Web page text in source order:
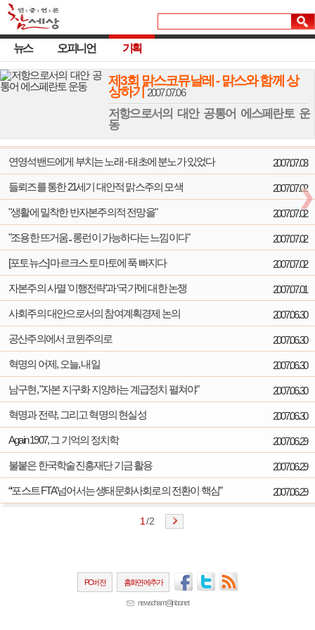
뉴스 오피니언 기획
제3회 맑스코뮤날레 - 맑스와 함께 상
상하기2007.07.06
저항으로서의 대안 공통어 에스페란토 운
동
연영석밴드에게 부치는 노래 - 태초에 분노가 있었다
2007.07.03
들뢰즈를 통한 21세기 대안적 맑스주의 모색
2007.07.02
"생활에 밀착한 반자본주의적 전망을"
2007.07.02
"조용한 뜨거움.. 롱런이 가능하다는 느낌이다"
2007.07.02
[포토뉴스] 마르크스 토마토에 푹 빠지다
2007.07.02
자본주의 사멸 '이행전략'과 ‘국가’에 대한 논쟁
2007.07.01
사회주의 대안으로서의 참여계획경제 논의
2007.06.30
공산주의에서 코뮌주의로
2007.06.30
혁명의 어제, 오늘, 내일
2007.06.30
남구현, "자본 지구화 지양하는 계급정치 펼쳐야"
2007.06.30
혁명과 전략, 그리고 혁명의 현실성
2007.06.30
Again 1907, 그 기억의 정치학
2007.06.29
불붙은 한국학술진흥재단 기금 활용
2007.06.29
“‘포스트 FTA’ 넘어서는 생태문화사회로의 전환이 핵심”
2007.06.29
1/2
PC버전 홈화면에추가
newscham@jinbo.net